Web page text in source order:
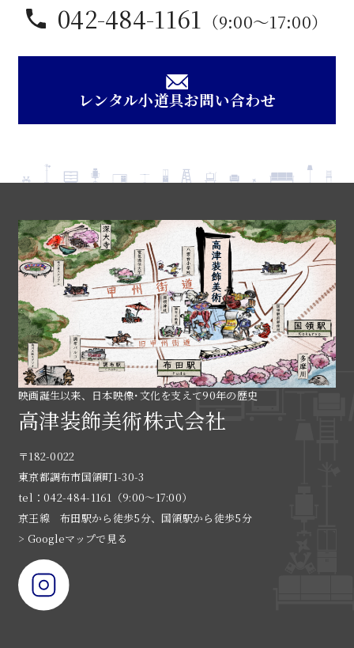
042-484-1161 （9:00〜17:00）
レンタル小道具お問い合わせ
映画誕生以来、日本映像･文化を支えて90年の歴史
高津装飾美術株式会社
〒182-0022
東京都調布市国領町1-30-3
tel：042-484-1161（9:00〜17:00）
京王線 布田駅から徒歩5分、国領駅から徒歩5分
> Googleマップで見る